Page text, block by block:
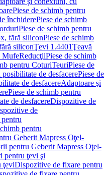
Piese de schimb pentru
închiderePiese de schimb
Piese de schimb pentru
fără siliconPiese de schimb
siliconŢevi 1.4401Ţeavă
MufeReducţiiPiese de schimb
pentru CoturiTeuriPiese de
de desfacerePiese de
de desfacereAdaptoare şi
Piese de schimb pentru
de desfacereDispozitive de
de
pentru
Geberit Mapress Oţel-
pentru Geberit Mapress Oţel-
pentru ţevi şi
ţeviDispozitive de fixare pentru